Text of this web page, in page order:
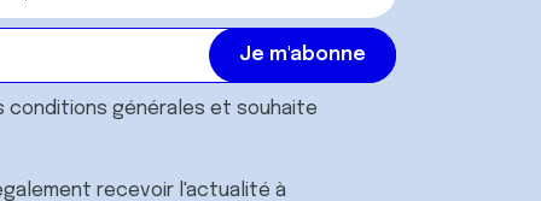
conditions générales et souhaite
recevoir l'actualité à